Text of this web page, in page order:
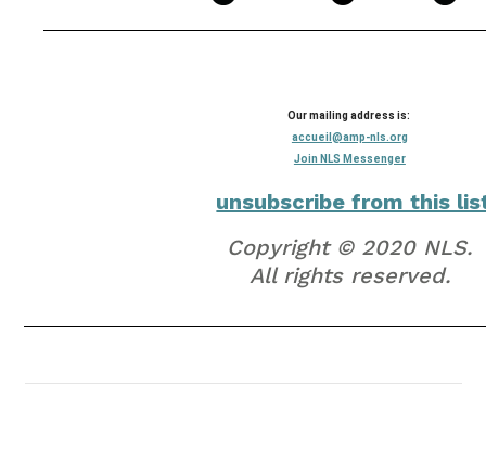
Our mailing address is:
accueil@amp-nls.org
Join NLS Messenger
unsubscribe from this
Copyright © 2020 NLS.
All rights reserved.